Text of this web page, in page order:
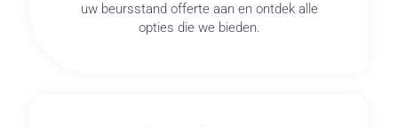
uw beursstand offerte aan en ontdek alle
opties die we bieden.